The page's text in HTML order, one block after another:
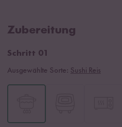
Zubereitung
Schritt 01
Ausgewählte Sorte: Sushi Reis